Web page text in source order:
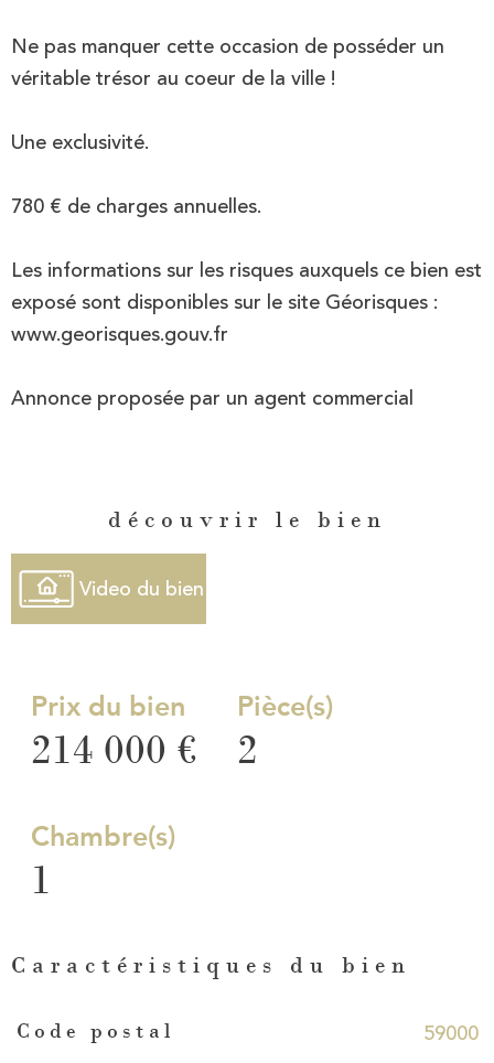
Ne pas manquer cette occasion de posséder un
véritable trésor au coeur de la ville !
Une exclusivité.
780 € de charges annuelles.
Les informations sur les risques auxquels ce bien est
exposé sont disponibles sur le site Géorisques :
www.georisques.gouv.fr
Annonce proposée par un agent commercial
découvrir le bien
Video du bien
Prix du bien
214 000 €
Pièce(s)
2
Chambre(s)
1
Caractéristiques du bien
Caractéristiques
Code postal 59000